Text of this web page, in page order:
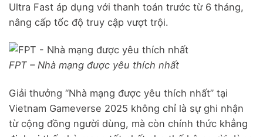
Ultra Fast áp dụng với thanh toán trước từ 6 tháng,
nâng cấp tốc độ truy cập vượt trội.
FPT – Nhà mạng được yêu thích nhất
Giải thưởng “Nhà mạng được yêu thích nhất” tại
Vietnam Gameverse 2025 không chỉ là sự ghi nhận
từ cộng đồng người dùng, mà còn chính thức khẳng